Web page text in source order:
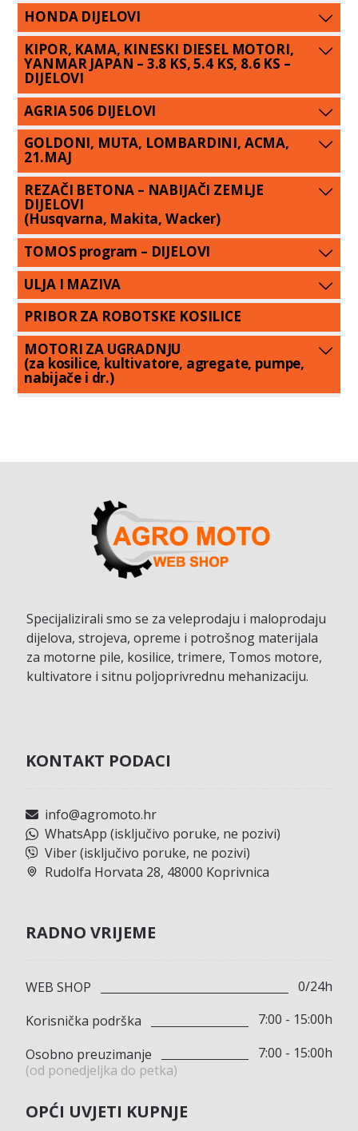
HONDA DIJELOVI
KIPOR, KAMA, KINESKI DIESEL MOTORI,
YANMAR JAPAN – 3.8 KS, 5.4 KS, 8.6 KS –
DIJELOVI
AGRIA 506 DIJELOVI
GOLDONI, MUTA, LOMBARDINI, ACMA,
21.MAJ
REZAČI BETONA – NABIJAČI ZEMLJE
DIJELOVI
(Husqvarna, Makita, Wacker)
TOMOS program – DIJELOVI
ULJA I MAZIVA
PRIBOR ZA ROBOTSKE KOSILICE
MOTORI ZA UGRADNJU
(za kosilice, kultivatore, agregate, pumpe,
nabijače i dr.)
Specijalizirali smo se za veleprodaju i maloprodaju
dijelova, strojeva, opreme i potrošnog materijala
za motorne pile, kosilice, trimere, Tomos motore,
kultivatore i sitnu poljoprivrednu mehanizaciju.
KONTAKT PODACI
info@agromoto.hr
WhatsApp (isključivo poruke, ne pozivi)
Viber (isključivo poruke, ne pozivi)
Rudolfa Horvata 28, 48000 Koprivnica
RADNO VRIJEME
WEB SHOP
0/24h
Korisnička podrška
7:00 - 15:00h
Osobno preuzimanje
(od ponedjeljka do petka)
7:00 - 15:00h
OPĆI UVJETI KUPNJE